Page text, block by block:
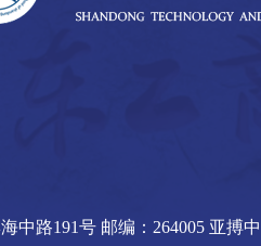
中路191号 邮编：264005 亚搏